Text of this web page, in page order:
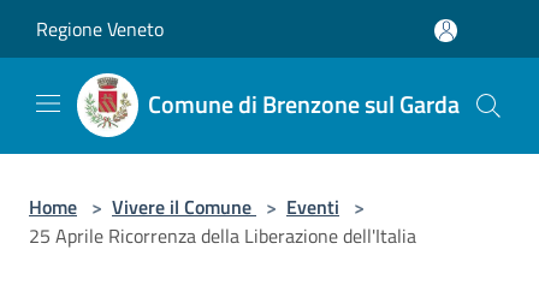
Regione Veneto
Comune di Brenzone sul Garda
Home > Vivere il Comune > Eventi >
25 Aprile Ricorrenza della Liberazione dell'Italia